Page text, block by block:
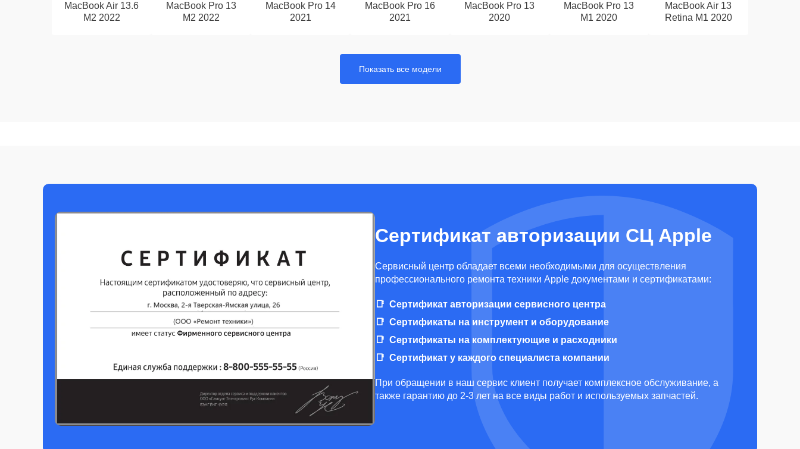
MacBook Air 13.6
M2 2022
MacBook Pro 13
M2 2022
MacBook Pro 14
2021
MacBook Pro 16
2021
MacBook Pro 13
2020
MacBook Pro 13
M1 2020
MacBook Air 13
Retina M1 2020
Показать все модели
Сертификат авторизации СЦ Apple
Cервисный центр обладает всеми необходимыми для осуществления
профессионального ремонта техники Apple документами и сертификатами:
Сертификат авторизации сервисного центра
Сертификаты на инструмент и оборудование
Сертификаты на комплектующие и расходники
Сертификат у каждого специалиста компании
При обращении в наш сервис клиент получает комплексное обслуживание, а
также гарантию до 2-3 лет на все виды работ и используемых запчастей.